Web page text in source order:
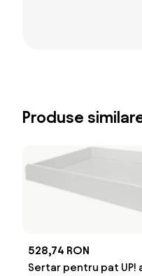
Produse
528,74 RON
Sertar pentru pat UP!